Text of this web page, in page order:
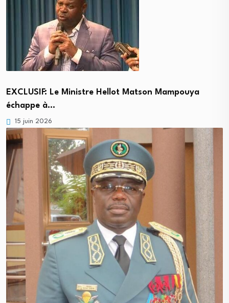
EXCLUSIF: Le Ministre Hellot Matson Mampouya
échappe à…
15 juin 2026